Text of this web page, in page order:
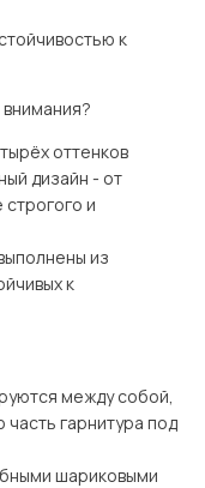
к
оттенков
дизайн - от
и
из
к
между собой,
гарнитура под
шариковыми